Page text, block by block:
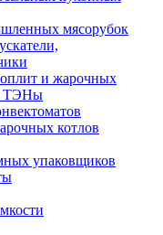
мясорубок
и жарочных
ТЭНы
котлов
упаковщиков